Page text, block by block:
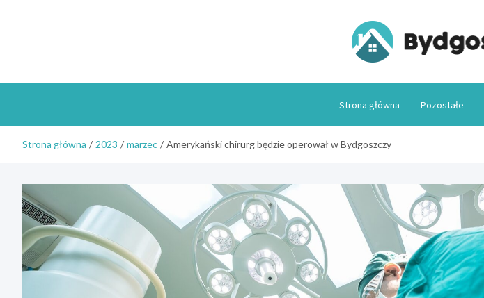
Strona główna Pozostałe
Strona główna 2023 marzec Amerykański chirurg będzie operował w Bydgoszczy